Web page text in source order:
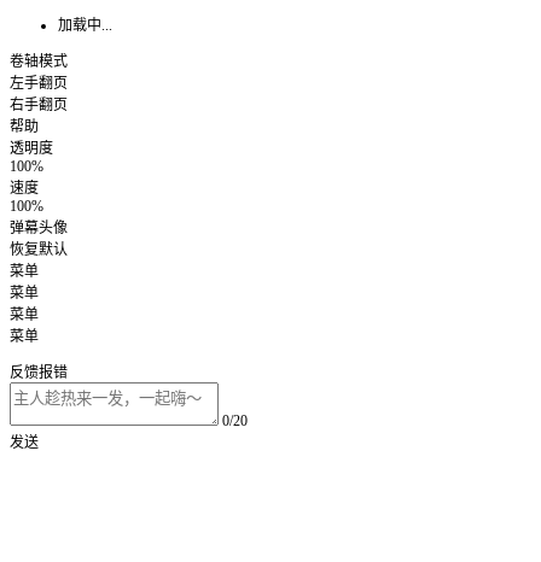
加载中...
卷轴模式
左手翻页
右手翻页
帮助
透明度
100%
速度
100%
弹幕头像
恢复默认
菜单
菜单
菜单
菜单
反馈报错
0/20
发送